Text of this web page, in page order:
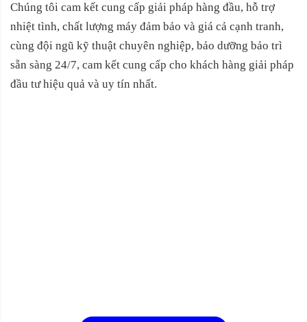
Chúng tôi cam kết cung cấp giải pháp hàng đầu, hỗ trợ
nhiệt tình, chất lượng máy đảm bảo và giá cả cạnh tranh,
cùng đội ngũ kỹ thuật chuyên nghiệp, bảo dưỡng bảo trì
sẵn sàng 24/7, cam kết cung cấp cho khách hàng giải pháp
đầu tư hiệu quả và uy tín nhất.